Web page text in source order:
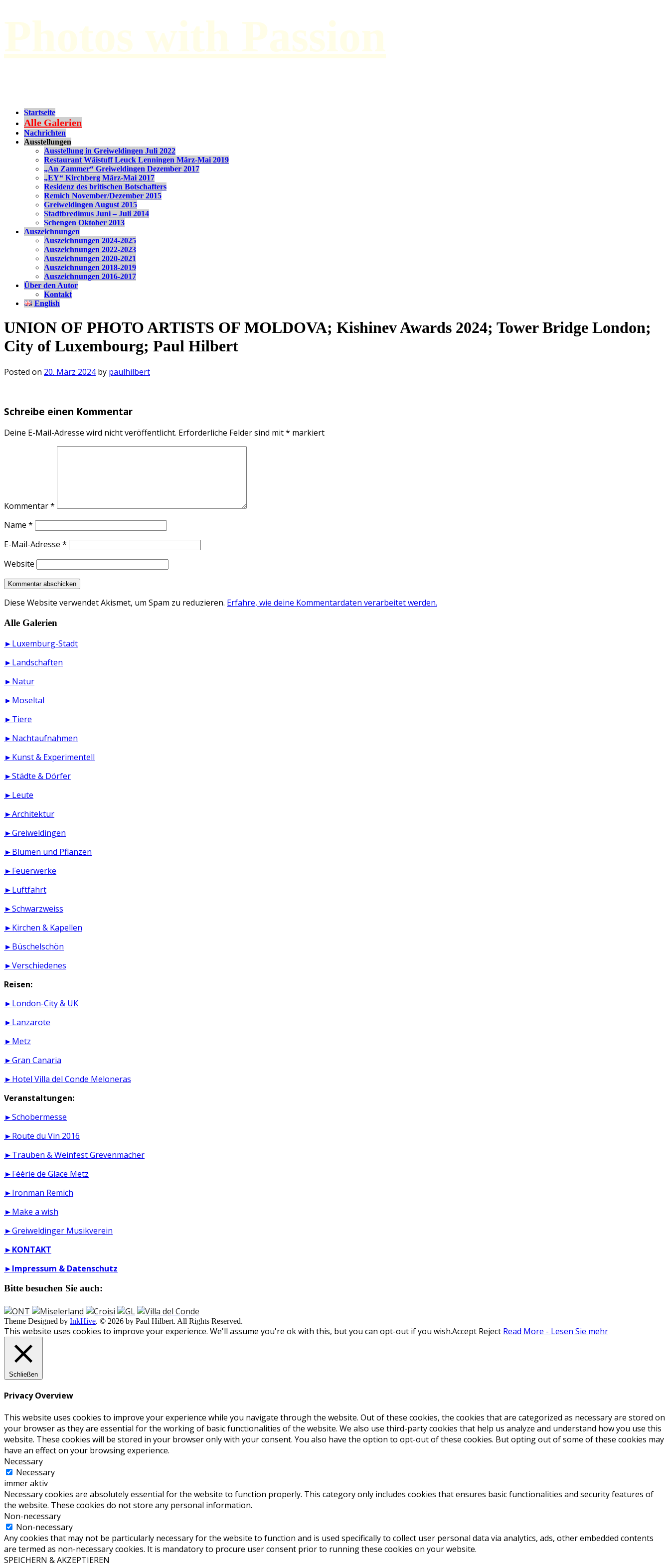
Photos with Passion
Startseite
Alle Galerien
Nachrichten
Ausstellungen
Ausstellung in Greiweldingen Juli 2022
Restaurant Wäistuff Leuck Lenningen März-Mai 2019
„An Zammer“ Greiweldingen Dezember 2017
„EY“ Kirchberg März-Mai 2017
Residenz des britischen Botschafters
Remich November/Dezember 2015
Greiweldingen August 2015
Stadtbredimus Juni – Juli 2014
Schengen Oktober 2013
Auszeichnungen
Auszeichnungen 2024-2025
Auszeichnungen 2022-2023
Auszeichnungen 2020-2021
Auszeichnungen 2018-2019
Auszeichnungen 2016-2017
Über den Autor
Kontakt
English
UNION OF PHOTO ARTISTS OF MOLDOVA; Kishinev Awards 2024; Tower Bridge London;
City of Luxembourg; Paul Hilbert
Posted on 20. März 2024by paulhilbert
Schreibe einen Kommentar
Deine E-Mail-Adresse wird nicht veröffentlicht. Erforderliche Felder sind mit* markiert
Kommentar*
Name *
E-Mail-Adresse *
Website
Diese Website verwendet Akismet, um Spam zu reduzieren. Erfahre, wie deine Kommentardaten verarbeitet werden.
Alle Galerien
►Luxemburg-Stadt
►Landschaften
►Natur
►Moseltal
►Tiere
►Nachtaufnahmen
►Kunst & Experimentell
►Städte & Dörfer
►Leute
►Architektur
►Greiweldingen
►Blumen und Pflanzen
►Feuerwerke
►Luftfahrt
►Schwarzweiss
►Kirchen & Kapellen
►Büschelschön
►Verschiedenes
Reisen:
►London-City & UK
►Lanzarote
►Metz
►Gran Canaria
►Hotel Villa del Conde Meloneras
Veranstaltungen:
►Schobermesse
►Route du Vin 2016
►Trauben & Weinfest Grevenmacher
►Féérie de Glace Metz
►Ironman Remich
►Make a wish
►Greiweldinger Musikverein
►KONTAKT
►Impressum & Datenschutz
Bitte besuchen Sie auch:
Theme Designed by InkHive. © 2026 by Paul Hilbert. All Rights Reserved.
This website uses cookies to improve your experience. We'll assume you're ok with this, but you can opt-out if you wish.Accept Reject Read More - Lesen Sie mehr
Schließen
Privacy Overview
This website uses cookies to improve your experience while you navigate through the website. Out of these cookies, the cookies that are categorized as necessary are stored on
your browser as they are essential for the working of basic functionalities of the website. We also use third-party cookies that help us analyze and understand how you use this
website. These cookies will be stored in your browser only with your consent. You also have the option to opt-out of these cookies. But opting out of some of these cookies may
have an effect on your browsing experience.
Necessary
Necessary
immer aktiv
Necessary cookies are absolutely essential for the website to function properly. This category only includes cookies that ensures basic functionalities and security features of
the website. These cookies do not store any personal information.
Non-necessary
Non-necessary
Any cookies that may not be particularly necessary for the website to function and is used specifically to collect user personal data via analytics, ads, other embedded contents
are termed as non-necessary cookies. It is mandatory to procure user consent prior to running these cookies on your website.
SPEICHERN & AKZEPTIEREN